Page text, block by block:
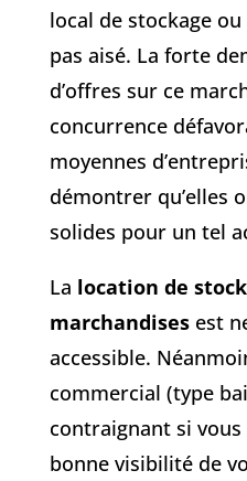
local de stockage ou
pas aisé. La forte
d’offres sur ce
concurrence
moyennes
démontrer qu’elles
solides pour un tel
La location de
marchandisesest
accessible.
commercial (type
contraignant si vous
bonne visibilité de